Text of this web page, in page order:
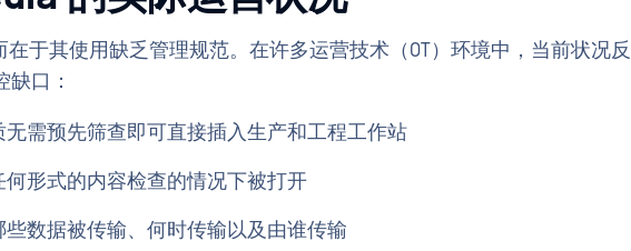
在于其使用缺乏管理规范。在许多运营技术（OT）环境中，当前状况反
口：
需预先筛查即可直接插入生产和工程工作站
形式的内容检查的情况下被打开
些数据被传输、何时传输以及由谁传输